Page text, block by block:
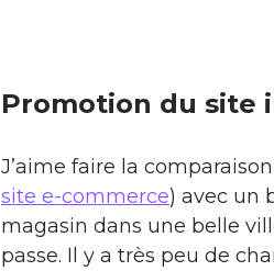
Promotion du site
J’aime faire la
site e-commerce) avec un
magasin dans une belle
passe. Il y a très peu de